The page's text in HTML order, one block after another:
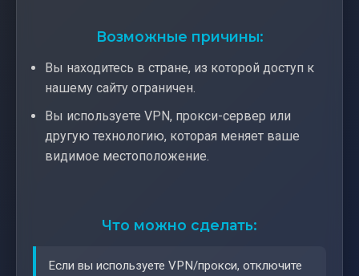
Возможные причины:
Вы находитесь в стране, из которой доступ к
нашему сайту ограничен.
Вы используете VPN, прокси-сервер или
другую технологию, которая меняет ваше
видимое местоположение.
Что можно сделать:
Если вы используете VPN/прокси, отключите